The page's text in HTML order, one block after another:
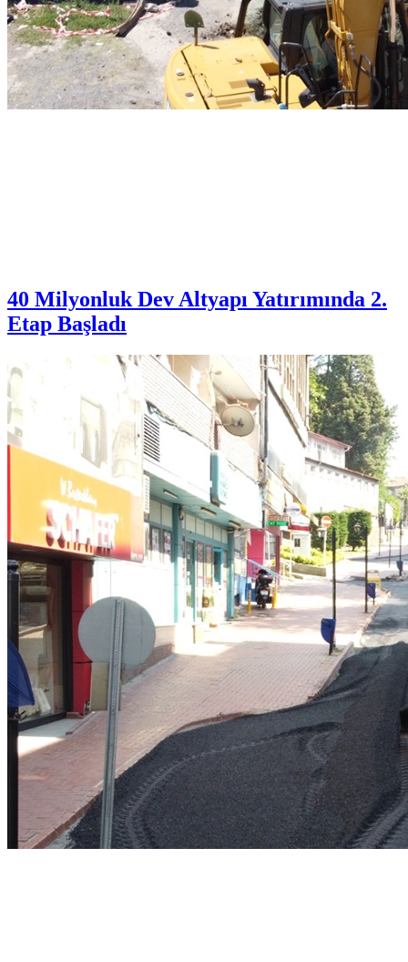
40 Milyonluk Dev Altyapı Yatırımında 2.
Etap Başladı